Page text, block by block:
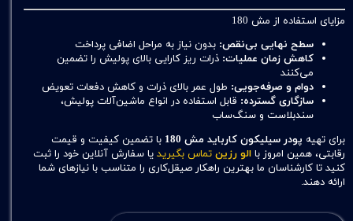
مزایای استفاده از مش 180
سطح نهایی بی‌نقص: بدون نیاز به مراحل اضافی پرداخت
کاهش زمان عملیات: ذرات ریز کارایی بالای پولیش را تضمین
می‌کنند
دوام و صرفه‌جویی: طول عمر بالای ذرات و کاهش دفعات تعویض
سازگاری گسترده: قابل استفاده در انواع ماشین‌آلات پولیش،
سندبلاست و سنگ‌ساب
برای تهیه پودر سیلیکون کارباید مش 180
با تضمین کیفیت و قیمت
رقابتی، همین امروز با الو رزین تماس بگیرید یا سفارش آنلاین خود را ثبت
کنید تا کارشناسان ما بهترین راهکار صیقل‌کاری را متناسب با نیازهای شما
ارائه دهند.